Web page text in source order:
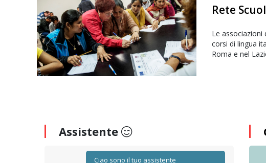
Rete
Le
corsi di lingua
Roma e nel
Assistente
Ciao sono il tuo assistente